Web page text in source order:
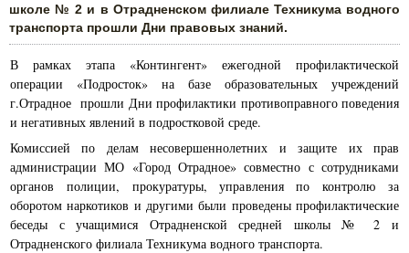
школе № 2 и в Отрадненском филиале Техникума водного
транспорта прошли Дни правовых знаний.
В рамках этапа «Контингент» ежегодной профилактической
операции «Подросток» на базе образовательных учреждений
г.Отрадное прошли Дни профилактики противоправного поведения
и негативных явлений в подростковой среде.
Комиссией по делам несовершеннолетних и защите их прав
администрации МО «Город Отрадное» совместно с сотрудниками
органов полиции, прокуратуры, управления по контролю за
оборотом наркотиков и другими были проведены профилактические
беседы с учащимися Отрадненской средней школы № 2 и
Отрадненского филиала Техникума водного транспорта.